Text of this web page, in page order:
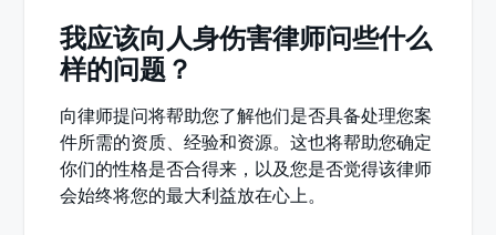
我应该向人身伤害律师问些什么
样的问题？
向律师提问将帮助您了解他们是否具备处理您案
件所需的资质、经验和资源。这也将帮助您确定
你们的性格是否合得来，以及您是否觉得该律师
会始终将您的最大利益放在心上。